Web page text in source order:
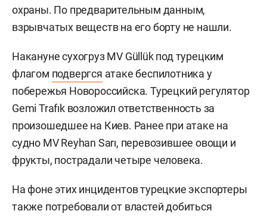
охраны. По предварительным данным,
взрывчатых веществ на его борту не нашли.
Накануне сухогруз MV Güllük под турецким
флагом подвергся атаке беспилотника у
побережья Новороссийска. Турецкий регулятор
Gemi Trafık возложил ответственность за
произошедшее на Киев. Ранее при атаке на
судно MV Reyhan Sarı, перевозившее овощи и
фрукты, пострадали четыре человека.
На фоне этих инцидентов турецкие экспортеры
также потребовали от властей добиться